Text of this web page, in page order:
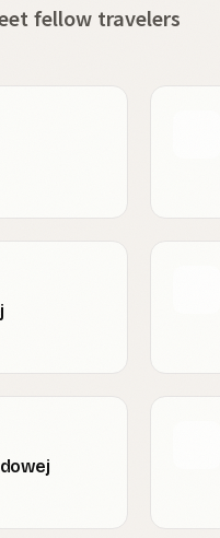
fellow travelers